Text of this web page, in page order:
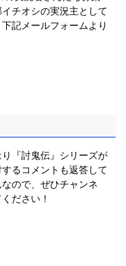
チオシの実況主として
記メールフォームより
『討鬼伝』シリーズが
るコメントも返答して
ので、ぜひチャンネ
ださい！